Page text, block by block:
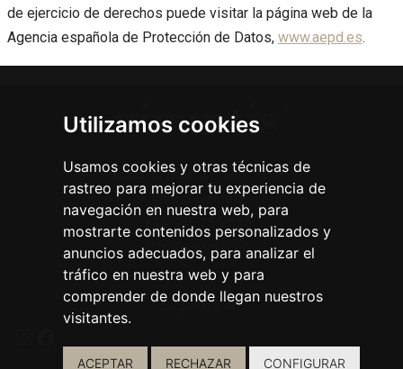
Utilizamos cookies
Usamos cookies y otras técnicas de
rastreo para mejorar tu experiencia de
navegación en nuestra web, para
mostrarte contenidos personalizados y
anuncios adecuados, para analizar el
tráfico en nuestra web y para
comprender de donde llegan nuestros
visitantes.
ACEPTAR RECHAZAR CONFIGURAR
de ejercicio de derechos puede visitar la página web de la
Agencia española de Protección de Datos, www.aepd.es.
Eduardo Dato 37 bajo drcha
Vitoria-Gasteiz
+34 945 156 555
info@vivantis.es
Síguenos en: